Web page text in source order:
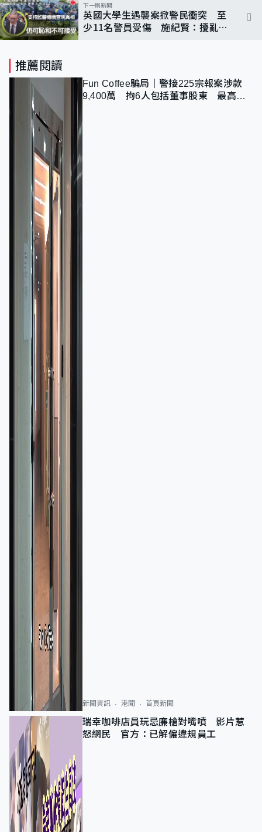
下一則新聞
英國大學生遇襲案掀警民衝突 至
少11名警員受傷 施紀賢：擾亂秩
推薦閱讀
Fun Coffee騙局｜警接225宗報案涉款
9,400萬 拘6人包括董事股東 最高金
新聞資訊 港聞 首頁新聞
瑞幸咖啡店員玩忌廉槍對嘴噴 影片惹
怒網民 官方：已解僱違規員工